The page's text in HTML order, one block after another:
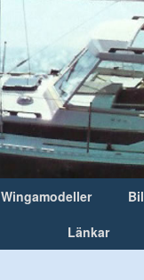
Wingamodeller
Länkar